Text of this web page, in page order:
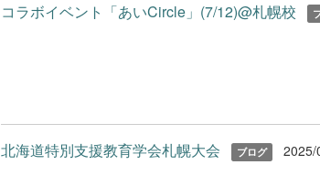
コラボイベント「あいCircle」(7/12)@札幌校
北海道特別支援教育学会札幌大会 ブログ 2025/